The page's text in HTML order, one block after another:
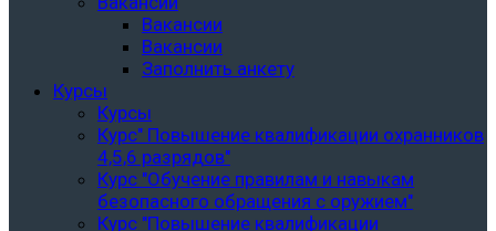
Вакансии
Вакансии
Заполнить анкету
Курсы
Курсы
Курс" Повышение квалификации охранников
4,5,6 разрядов"
Курс "Обучение правилам и навыкам
безопасного обращения с оружием"
Курс "Повышение квалификации